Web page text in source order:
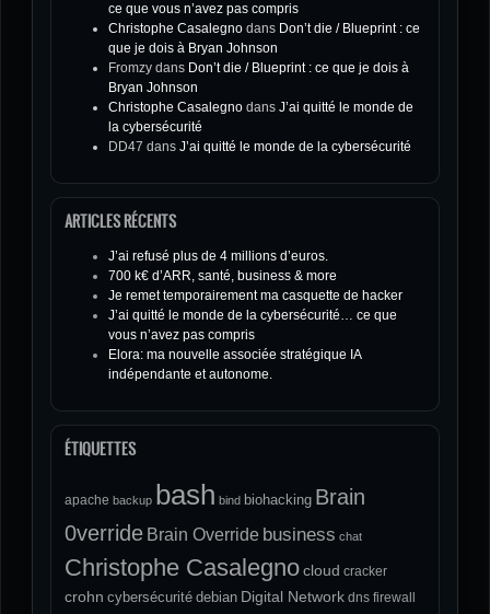
ce que vous n’avez pas compris
Christophe Casalegno dans Don’t die / Blueprint : ce
que je dois à Bryan Johnson
Fromzy dans Don’t die / Blueprint : ce que je dois à
Bryan Johnson
Christophe Casalegno dans J’ai quitté le monde de
la cybersécurité
DD47 dans J’ai quitté le monde de la cybersécurité
ARTICLES RÉCENTS
J’ai refusé plus de 4 millions d’euros.
700 k€ d’ARR, santé, business & more
Je remet temporairement ma casquette de hacker
J’ai quitté le monde de la cybersécurité… ce que
vous n’avez pas compris
Elora: ma nouvelle associée stratégique IA
indépendante et autonome.
ÉTIQUETTES
apache backup bash bind biohacking Brain
0verride Brain Override business chat
Christophe Casalegnocloud cracker
crohn cybersécurité debian Digital Network dns firewall